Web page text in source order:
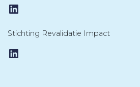
LinkedIn
Stichting Revalidatie Impact
LinkedIn